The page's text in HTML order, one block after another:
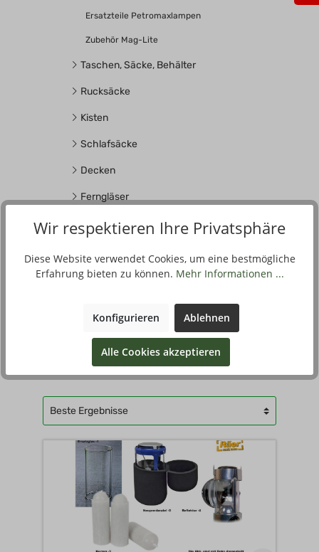
Ersatzteile Petromaxlampen
Zubehör Mag-Lite
Taschen, Säcke, Behälter
Rucksäcke
Kisten
Schlafsäcke
Decken
Ferngläser
Sonstiges
Biwak, Camping
Werkzeuge, Messer
Wir respektieren Ihre Privatsphäre
Diese Website verwendet Cookies, um eine bestmögliche
Erfahrung bieten zu können. Mehr Informationen ...
Konfigurieren Ablehnen
Alle Cookies akzeptieren